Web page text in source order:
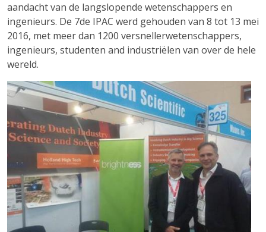
aandacht van de langslopende wetenschappers en
ingenieurs. De 7de IPAC werd gehouden van 8 tot 13 mei
2016, met meer dan 1200 versnellerwetenschappers,
ingenieurs, studenten and industriëlen van over de hele
wereld.